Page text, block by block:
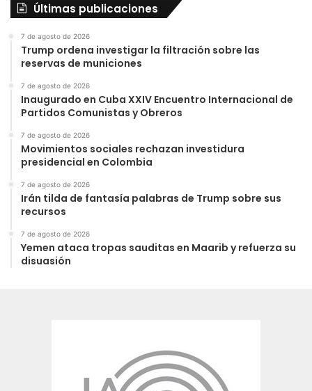
Últimas publicaciones
7 de agosto de 2026
Trump ordena investigar la filtración sobre las
reservas de municiones
7 de agosto de 2026
Inaugurado en Cuba XXIV Encuentro Internacional de
Partidos Comunistas y Obreros
7 de agosto de 2026
Movimientos sociales rechazan investidura
presidencial en Colombia
7 de agosto de 2026
Irán tilda de fantasía palabras de Trump sobre sus
recursos
7 de agosto de 2026
Yemen ataca tropas sauditas en Maarib y refuerza su
disuasión